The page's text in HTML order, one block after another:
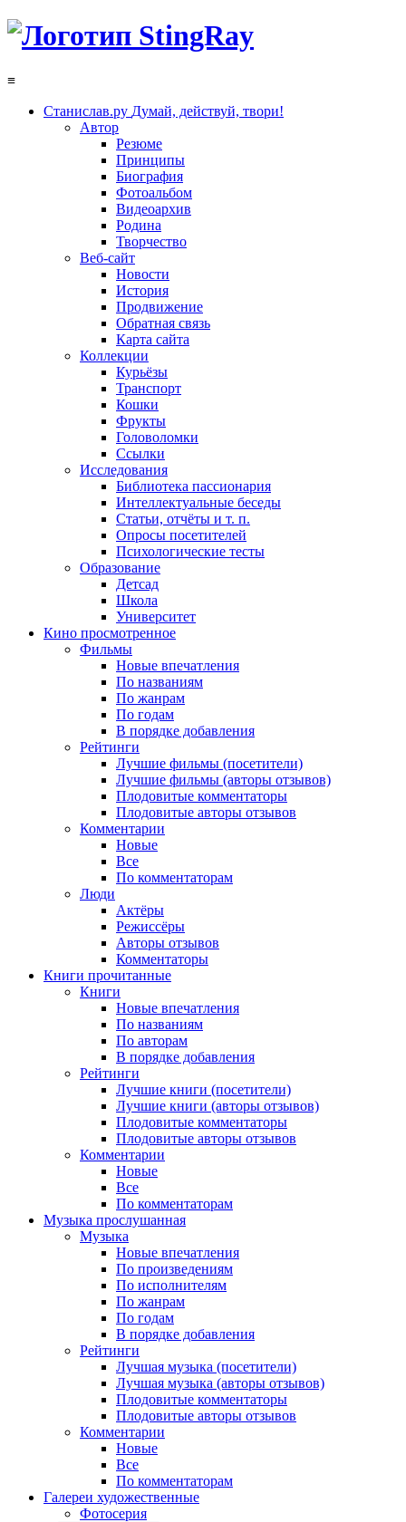
≡
Станислав.ру Думай, действуй, твори!
Автор
Резюме
Принципы
Биография
Фотоальбом
Видеоархив
Родина
Творчество
Веб-сайт
Новости
История
Продвижение
Обратная связь
Карта сайта
Коллекции
Курьёзы
Транспорт
Кошки
Фрукты
Головоломки
Ссылки
Исследования
Библиотека пассионария
Интеллектуальные беседы
Статьи, отчёты и т. п.
Опросы посетителей
Психологические тесты
Образование
Детсад
Школа
Университет
Кино просмотренное
Фильмы
Новые впечатления
По названиям
По жанрам
По годам
В порядке добавления
Рейтинги
Лучшие фильмы (посетители)
Лучшие фильмы (авторы отзывов)
Плодовитые комментаторы
Плодовитые авторы отзывов
Комментарии
Новые
Все
По комментаторам
Люди
Актёры
Режиссёры
Авторы отзывов
Комментаторы
Книги прочитанные
Книги
Новые впечатления
По названиям
По авторам
В порядке добавления
Рейтинги
Лучшие книги (посетители)
Лучшие книги (авторы отзывов)
Плодовитые комментаторы
Плодовитые авторы отзывов
Комментарии
Новые
Все
По комментаторам
Музыка прослушанная
Музыка
Новые впечатления
По произведениям
По исполнителям
По жанрам
По годам
В порядке добавления
Рейтинги
Лучшая музыка (посетители)
Лучшая музыка (авторы отзывов)
Плодовитые комментаторы
Плодовитые авторы отзывов
Комментарии
Новые
Все
По комментаторам
Галереи художественные
Фотосерия